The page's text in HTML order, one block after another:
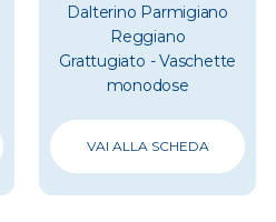
Dalterino Parmigiano
Reggiano
Grattugiato - Vaschette
monodose
VAI ALLA SCHEDA